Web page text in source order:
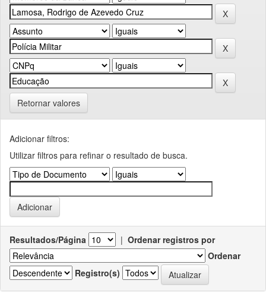
Retornar valores
Adicionar filtros:
Utilizar filtros para refinar o resultado de busca.
Resultados/Página | Ordenar registros por
Ordenar
Registro(s)